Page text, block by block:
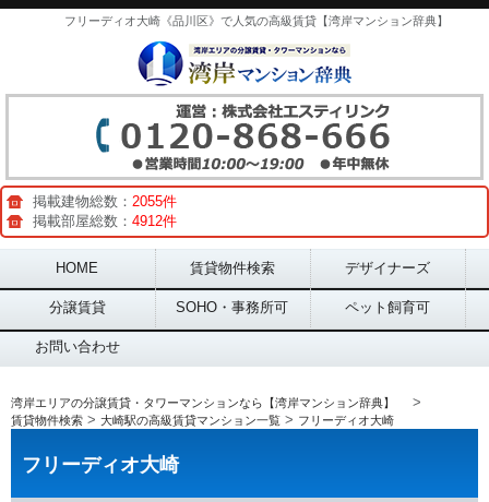
フリーディオ大崎《品川区》で人気の高級賃貸【湾岸マンション辞典】
掲載建物総数： 2055件
掲載部屋総数： 4912件
Main menu
HOME 賃貸物件検索 デザイナーズ
分譲賃貸 SOHO・事務所可 ペット飼育可
お問い合わせ
湾岸エリアの分譲賃貸・タワーマンションなら【湾岸マンション辞典】 >
賃貸物件検索 > 大崎駅の高級賃貸マンション一覧 > フリーディオ大崎
フリーディオ大崎